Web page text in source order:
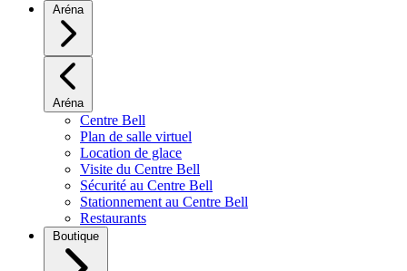
Aréna
Aréna
Centre Bell
Plan de salle virtuel
Location de glace
Visite du Centre Bell
Sécurité au Centre Bell
Stationnement au Centre Bell
Restaurants
Boutique